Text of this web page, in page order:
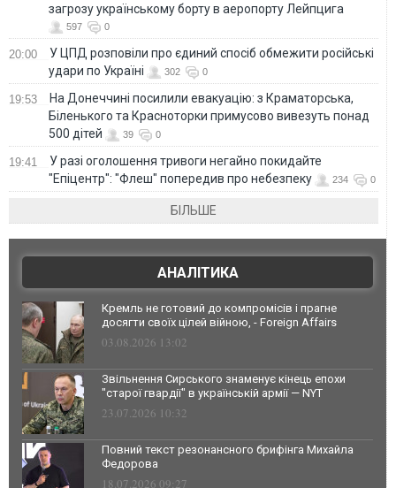
загрозу українському борту в аеропорту Лейпцига
597 0
20:00
У ЦПД розповіли про єдиний спосіб обмежити російські
удари по Україні
302 0
19:53
На Донеччині посилили евакуацію: з Краматорська,
Біленького та Красноторки примусово вивезуть понад
500 дітей
39 0
19:41
У разі оголошення тривоги негайно покидайте
"Епіцентр": "Флеш" попередив про небезпеку
234 0
БІЛЬШЕ
АНАЛІТИКА
Кремль не готовий до компромісів і прагне
досягти своїх цілей війною, - Foreign Affairs
03.08.2026 13:02
Звільнення Сирського знаменує кінець епохи
"старої гвардії" в українській армії — NYT
23.07.2026 10:32
Повний текст резонансного брифінга Михайла
Федорова
18.07.2026 09:27